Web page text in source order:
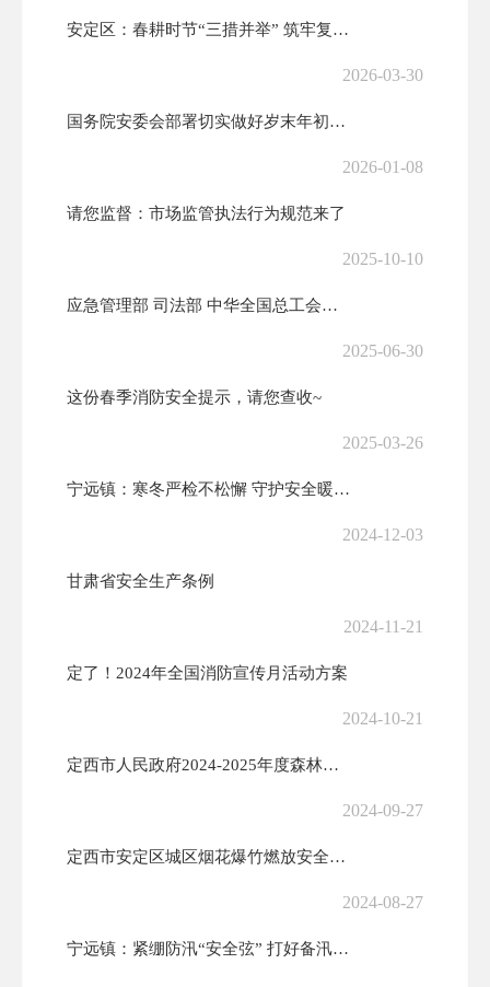
安定区：春耕时节“三措并举” 筑牢复工复产“安全墙”
2026-03-30
国务院安委会部署切实做好岁末年初安全生产工作
2026-01-08
请您监督：市场监管执法行为规范来了
2025-10-10
应急管理部 司法部 中华全国总工会全国普法办关于开展第六届应急管理普...
2025-06-30
这份春季消防安全提示，请您查收~
2025-03-26
宁远镇：寒冬严检不松懈 守护安全暖民心
2024-12-03
甘肃省安全生产条例
2024-11-21
定了！2024年全国消防宣传月活动方案
2024-10-21
定西市人民政府2024-2025年度森林草原防火命令
2024-09-27
定西市安定区城区烟花爆竹燃放安全管理办法
2024-08-27
宁远镇：紧绷防汛“安全弦” 打好备汛“主动仗”